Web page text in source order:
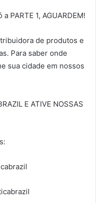
PARTE 1, AGUARDEM!
de produtos e
Para saber onde
sua cidade em nossos
E ATIVE NOSSAS